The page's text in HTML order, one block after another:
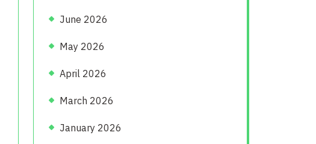
June 2026
May 2026
April 2026
March 2026
January 2026